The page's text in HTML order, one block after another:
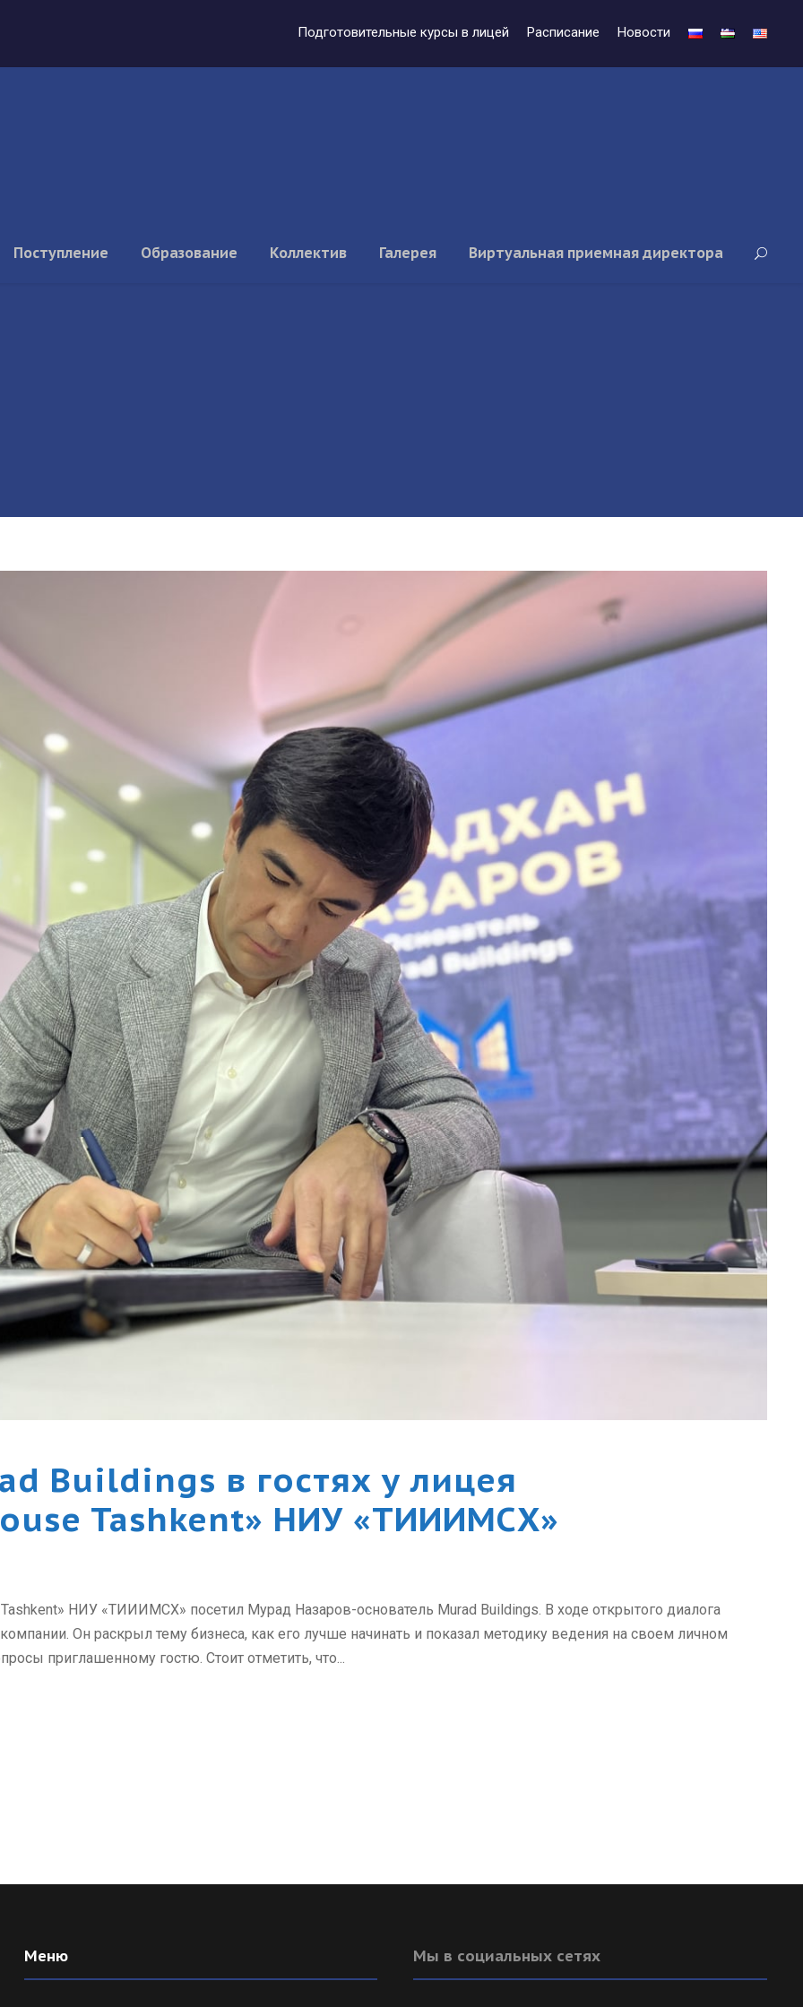
Подготовительные курсы в лицей Расписание Новости
Поступление Образование Коллектив Галерея Виртуальная приемная директора
Buildings в гостях у лицея
Tashkent» НИУ «ТИИИМСХ»
НИУ «ТИИИМСХ» посетил Мурад Назаров-основатель Murad Buildings. В ходе открытого диалога
Он раскрыл тему бизнеса, как его лучше начинать и показал методику ведения на своем личном
приглашенному гостю. Стоит отметить, что...
Меню Мы в социальных сетях